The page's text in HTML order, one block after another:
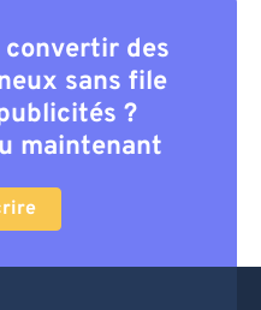
convertir des
sans file
?
maintenant